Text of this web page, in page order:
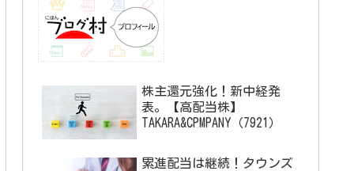
株主還元強化！新中経発
表。【高配当株】
TAKARA&CPMPANY（7921）
累進配当は継続！タウンズ